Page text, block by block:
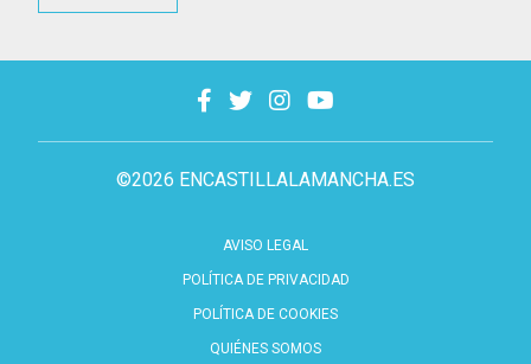
©2026 ENCASTILLALAMANCHA.ES
AVISO LEGAL
POLÍTICA DE PRIVACIDAD
POLÍTICA DE COOKIES
QUIÉNES SOMOS